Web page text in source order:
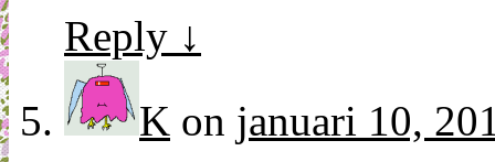
Reply ↓
K on januari 10,